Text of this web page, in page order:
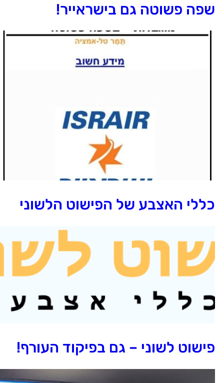
פשוטה גם בישראייר!
האצבע של הפישוט הלשוני
לשוני – גם בפיקוד העורף!